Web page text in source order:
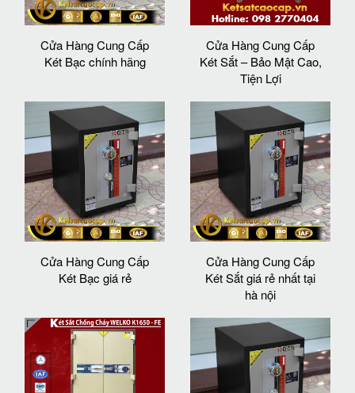
Cửa Hàng Cung Cấp
Két Bạc chính hãng
Cửa Hàng Cung Cấp
Két Sắt – Bảo Mật Cao,
Tiện Lợi
Cửa Hàng Cung Cấp
Két Bạc giá rẻ
Cửa Hàng Cung Cấp
Két Sắt giá rẻ nhất tại
hà nội